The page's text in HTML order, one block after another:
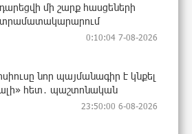
մի շարք հասցեների
0:10:04 7-08-2026
նոր պայմանագիր է կնքել
հետ․ պաշտոնական
23:50:00 6-08-2026